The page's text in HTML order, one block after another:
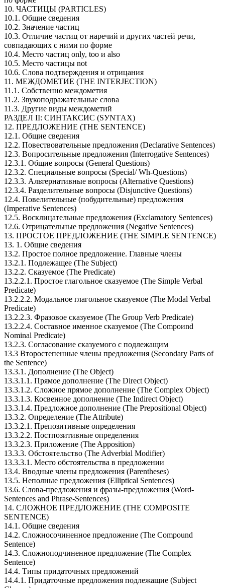
10. ЧАСТИЦЫ (PARTICLES)
10.1. Общие сведения
10.2. 3начение частиц
10.3. Отличие частиц от наречий и других частей речи,
совпадающих с ними по форме
10.4. Место частиц only, too и also
10.5. Место частицы not
10.6. Слова подтверждения и отрицания
11. МЕЖДОМЕТИЕ (ТНЕ INTЕRJECTION)
11.1. Coбcтвeннo междометия
11.2. Звукоподражательные слова
11.3. Другие виды междометий
РАЗДЕЛ II: СИНТАКСИС (SУNTАХ)
12. ПРЕДЛОЖEНИE (ТHЕ SENTENCE)
12.1. Общие сведения
12.2. Повествовательные предложения (Declarative Sentences)
12.3. Вопросительные предложения (Interrogative Sentences)
12.3.1. Общие вопросы (General Questions)
12.3.2. Специальные вопросы (Special/ Wh-Questions)
12.3.3. Альтернативные вопросы (Alternative Questions)
12.3.4. Разделительные вопросы (Disjunctive Questions)
12.4. Повелительные (побудительные) предложения
(Imperative Sentences)
12.5. Восклицательные предложения (Exclamatory Sentences)
12.6. Отрицательные предложения (Negative Sentences)
13. ПРОСТОЕ ПРЕДЛОЖЕНИЕ (THE SIMPLE SENTENCE)
13. 1. Общие сведения
13.2. Простое полное предложение. Главные члены
13.2.1. Подлежащее (The Subject)
13.2.2. Сказуемое (Тhe Predicate)
13.2.2.1. Простое глагольное сказуемое (Тhе Simple Verbal
Predicate)
13.2.2.2. Модальное глагольное сказуемое (Тhе Modal Verbal
Predicate)
13.2.2.3. Фразовое скaзуемое (Тhе Group Verb Predicate)
13.2.2.4. Сoставное именное сказуемое (Тhe Соmроиnd
Nominal Predicate)
13.2.3. Согласование сказуемого с подлежащим
13.3 Второстепенные члены предложения (Secondary Parts of
the Sentence)
13.3.1. Дополнение (The Оbject)
13.3.1.1. Прямое дополнение (The Direct Object)
13.3.1.2. Сложное прямое дополнение (The Complex Object)
13.3.1.3. Косвенное дополнение (The Indirect Object)
13.3.1.4. Предложное дополнение (The Prepositional Object)
13.3.2. Определение (The Attribute)
13.3.2.1. Препозитивные определения
13.3.2.2. Постпозитивные определения
13.3.2.3. Приложение (The Apposition)
13.3.3. Обстоятельство (The Adverbial Modifier)
13.3.3.1. Место обстоятельства в предложении
13.4. Вводные члены предложения (Parentheses)
13.5. Неполные предложения (Elliptical Sentences)
13.6. Слова-предложения и фразы-предложения (Word-
Sentences and Phrase-Sentences)
14. СЛОЖНОЕ ПРЕДЛОЖЕНИЕ (THE COMPOSITE
SENTENCE)
14.1. Общие сведения
14.2. Сложносочиненное предложение (The Compound
Sentence)
14.3. Сложноподчиненное предложение (The Complex
Sentence)
14.4. Типы придаточных предложений
14.4.1. Придаточные предложения подлежащие (Subject